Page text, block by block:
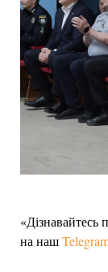
на наш